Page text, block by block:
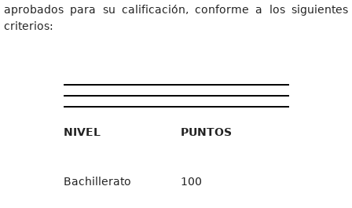
aprobados para su calificación, conforme a los siguientes
criterios:
NIVEL PUNTOS
Bachillerato 100